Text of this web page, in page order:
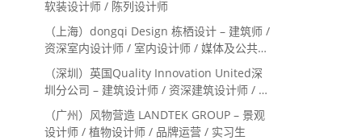
软装设计师 / 陈列设计师
（上海）dongqi Design 栋栖设计 – 建筑师 /
资深室内设计师 / 室内设计师 / 媒体及公共关
系主管 / 设计实习生（常年招聘）
（深圳）英国Quality Innovation United深
圳分公司 – 建筑设计师 / 资深建筑设计师 / 室
内设计师 / 设计实习生
（广州）风物营造 LANDTEK GROUP – 景观
设计师 / 植物设计师 / 品牌运营 / 实习生